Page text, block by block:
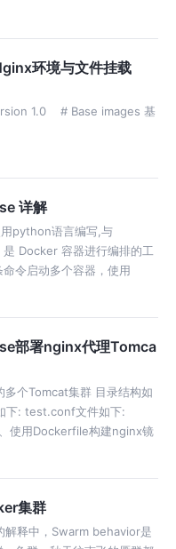
环境与文件挂载
1.0 # Base images 基
详解
python语言编写,与
Docker 容器进行编排的工
令启动多个容器，使用
来启动容…
部署nginx代理Tomca
个Tomcat集群 目录结构如
下: test.conf文件如下:
使用Dockerfile构建nginx镜
集群
解释中，Swarm behavior是